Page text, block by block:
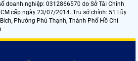
doanh nghiệp: 0312866570 do Sở Tài Chính
cấp ngày 23/07/2014. Trụ sở chính: 51 Lũy
Bích, Phường Phú Thạnh, Thành Phố Hồ Chí